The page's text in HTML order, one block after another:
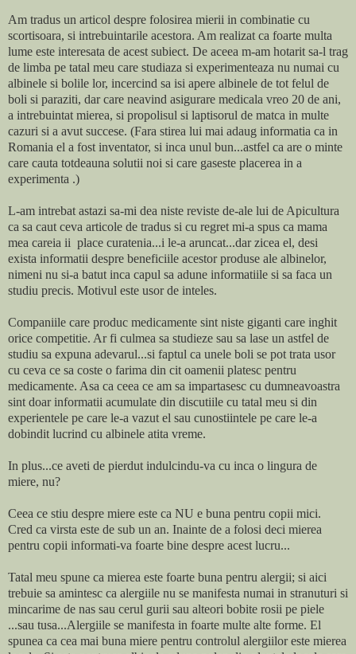
Am tradus un articol despre folosirea mierii in combinatie cu
scortisoara, si intrebuintarile acestora. Am realizat ca foarte multa
lume este interesata de acest subiect. De aceea m-am hotarit sa-l trag
de limba pe tatal meu care studiaza si experimenteaza nu numai cu
albinele si bolile lor, incercind sa isi apere albinele de tot felul de
boli si paraziti, dar care neavind asigurare medicala vreo 20 de ani,
a intrebuintat mierea, si propolisul si laptisorul de matca in multe
cazuri si a avut succese. (Fara stirea lui mai adaug informatia ca in
Romania el a fost inventator, si inca unul bun...astfel ca are o minte
care cauta totdeauna solutii noi si care gaseste placerea in a
experimenta .)
L-am intrebat astazi sa-mi dea niste reviste de-ale lui de Apicultura
ca sa caut ceva articole de tradus si cu regret mi-a spus ca mama
mea careia ii place curatenia...i le-a aruncat...dar zicea el, desi
exista informatii despre beneficiile acestor produse ale albinelor,
nimeni nu si-a batut inca capul sa adune informatiile si sa faca un
studiu precis. Motivul este usor de inteles.
Companiile care produc medicamente sint niste giganti care inghit
orice competitie. Ar fi culmea sa studieze sau sa lase un astfel de
studiu sa expuna adevarul...si faptul ca unele boli se pot trata usor
cu ceva ce sa coste o farima din cit oamenii platesc pentru
medicamente. Asa ca ceea ce am sa impartasesc cu dumneavoastra
sint doar informatii acumulate din discutiile cu tatal meu si din
experientele pe care le-a vazut el sau cunostiintele pe care le-a
dobindit lucrind cu albinele atita vreme.
In plus...ce aveti de pierdut indulcindu-va cu inca o lingura de
miere, nu?
Ceea ce stiu despre miere este ca NU e buna pentru copii mici.
Cred ca virsta este de sub un an. Inainte de a folosi deci mierea
pentru copii informati-va foarte bine despre acest lucru...
Tatal meu spune ca mierea este foarte buna pentru alergii; si aici
trebuie sa amintesc ca alergiile nu se manifesta numai in stranuturi si
mincarime de nas sau cerul gurii sau alteori bobite rosii pe piele
...sau tusa...Alergiile se manifesta in foarte multe alte forme. El
spunea ca cea mai buna miere pentru controlul alergiilor este mierea